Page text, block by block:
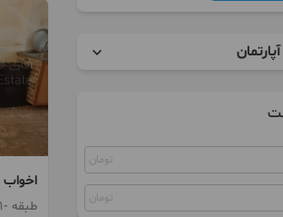
آپارتمان
تومان
تومان
اخواب
طبقه -1 / ساخت 1388 / انباری